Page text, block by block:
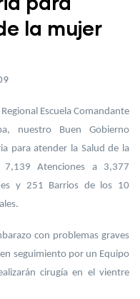
la mujer
Escuela Comandante
nuestro Buen Gobierno
para atender la Salud de la
Atenciones a 3,377
y 251 Barrios de los 10
con problemas graves
seguimiento por un Equipo
cirugía en el vientre